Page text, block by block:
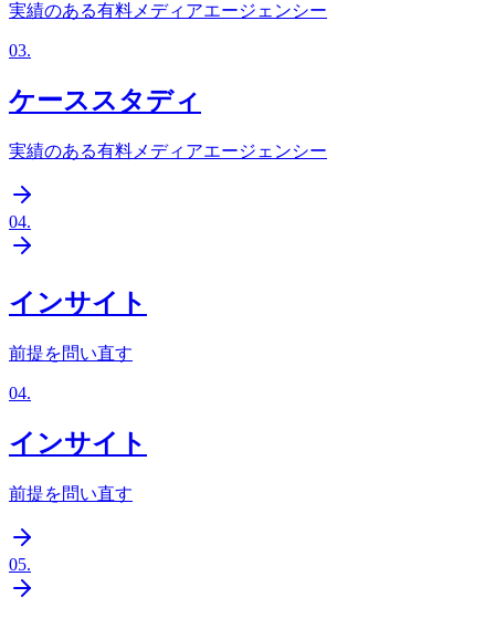
実績のある有料メディアエージェンシー
03.
ケーススタディ
実績のある有料メディアエージェンシー
04.
インサイト
前提を問い直す
04.
インサイト
前提を問い直す
05.